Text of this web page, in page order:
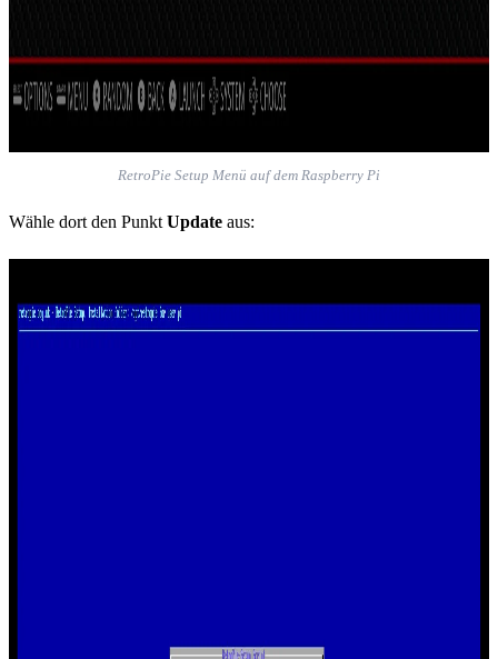
RetroPie Setup Menü auf dem Raspberry Pi
Wähle dort den Punkt Update aus: